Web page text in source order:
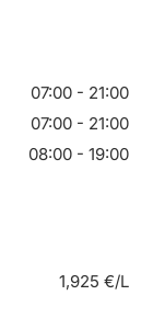
07:00 - 21:00
07:00 - 21:00
08:00 - 19:00
1,925 €/L